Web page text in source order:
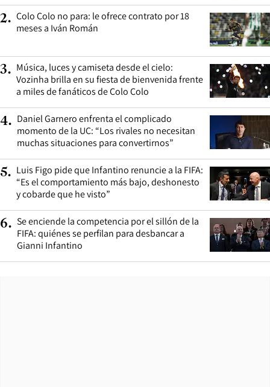
2. Colo Colo no para: le ofrece contrato por 18
meses a Iván Román
3. Música, luces y camiseta desde el cielo:
Vozinha brilla en su fiesta de bienvenida frente
a miles de fanáticos de Colo Colo
4. Daniel Garnero enfrenta el complicado
momento de la UC: “Los rivales no necesitan
muchas situaciones para convertirnos”
5. Luis Figo pide que Infantino renuncie a la FIFA:
“Es el comportamiento más bajo, deshonesto
y cobarde que he visto”
6. Se enciende la competencia por el sillón de la
FIFA: quiénes se perfilan para desbancar a
Gianni Infantino